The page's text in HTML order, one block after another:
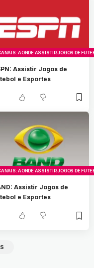
AONDE ASSISTIR JOGOS DE
Assistir Jogos de
e Esportes
AONDE ASSISTIR JOGOS DE
Assistir Jogos de
e Esportes